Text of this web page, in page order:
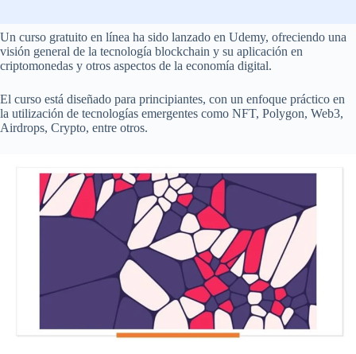
Un curso gratuito en línea ha sido lanzado en Udemy, ofreciendo una
visión general de la tecnología blockchain y su aplicación en
criptomonedas y otros aspectos de la economía digital.
El curso está diseñado para principiantes, con un enfoque práctico en
la utilización de tecnologías emergentes como NFT, Polygon, Web3,
Airdrops, Crypto, entre otros.